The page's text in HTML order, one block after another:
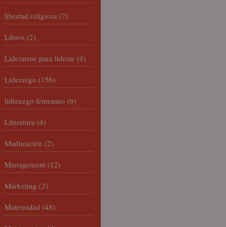
libertad religiosa (7)
Libros (2)
Liderarme para liderar (4)
Liderazgo (156)
liderazgo femenino (6)
Literatura (4)
Maduración (2)
Management (12)
Marketing (2)
Maternidad (48)